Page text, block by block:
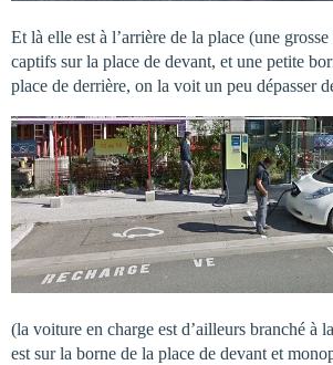
Et là elle est à l’arrière de la place (une
captifs sur la place de devant, et une petite
place de derrière, on la voit un peu dépasser
(la voiture en charge est d’ailleurs branché à
est sur la borne de la place de devant et